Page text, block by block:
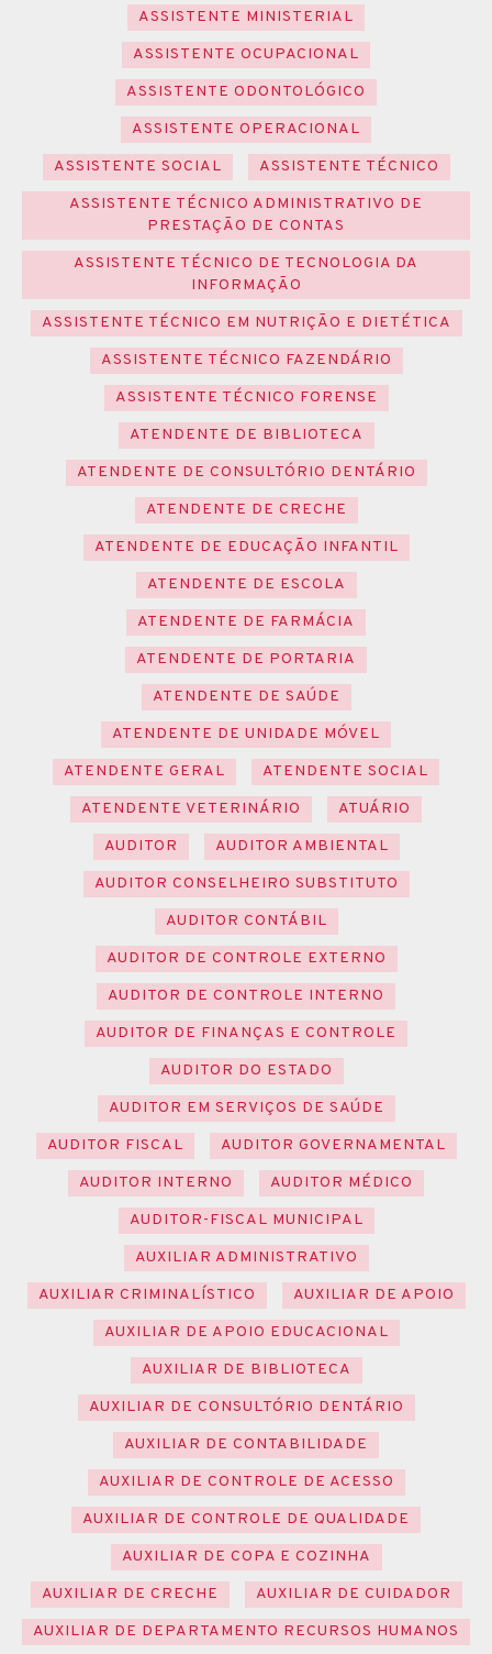
ASSISTENTE MINISTERIAL
ASSISTENTE OCUPACIONAL
ASSISTENTE ODONTOLÓGICO
ASSISTENTE OPERACIONAL
ASSISTENTE SOCIAL
ASSISTENTE TÉCNICO
ASSISTENTE TÉCNICO ADMINISTRATIVO DE
PRESTAÇÃO DE CONTAS
ASSISTENTE TÉCNICO DE TECNOLOGIA DA
INFORMAÇÃO
ASSISTENTE TÉCNICO EM NUTRIÇÃO E DIETÉTICA
ASSISTENTE TÉCNICO FAZENDÁRIO
ASSISTENTE TÉCNICO FORENSE
ATENDENTE DE BIBLIOTECA
ATENDENTE DE CONSULTÓRIO DENTÁRIO
ATENDENTE DE CRECHE
ATENDENTE DE EDUCAÇÃO INFANTIL
ATENDENTE DE ESCOLA
ATENDENTE DE FARMÁCIA
ATENDENTE DE PORTARIA
ATENDENTE DE SAÚDE
ATENDENTE DE UNIDADE MÓVEL
ATENDENTE GERAL
ATENDENTE SOCIAL
ATENDENTE VETERINÁRIO
ATUÁRIO
AUDITOR
AUDITOR AMBIENTAL
AUDITOR CONSELHEIRO SUBSTITUTO
AUDITOR CONTÁBIL
AUDITOR DE CONTROLE EXTERNO
AUDITOR DE CONTROLE INTERNO
AUDITOR DE FINANÇAS E CONTROLE
AUDITOR DO ESTADO
AUDITOR EM SERVIÇOS DE SAÚDE
AUDITOR FISCAL
AUDITOR GOVERNAMENTAL
AUDITOR INTERNO
AUDITOR MÉDICO
AUDITOR-FISCAL MUNICIPAL
AUXILIAR ADMINISTRATIVO
AUXILIAR CRIMINALÍSTICO
AUXILIAR DE APOIO
AUXILIAR DE APOIO EDUCACIONAL
AUXILIAR DE BIBLIOTECA
AUXILIAR DE CONSULTÓRIO DENTÁRIO
AUXILIAR DE CONTABILIDADE
AUXILIAR DE CONTROLE DE ACESSO
AUXILIAR DE CONTROLE DE QUALIDADE
AUXILIAR DE COPA E COZINHA
AUXILIAR DE CRECHE
AUXILIAR DE CUIDADOR
AUXILIAR DE DEPARTAMENTO RECURSOS HUMANOS